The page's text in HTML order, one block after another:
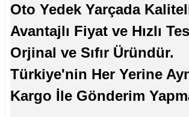
Oto Yedek Yarçada
Avantajlı Fiyat ve Hızlı
Orjinal ve Sıfır Üründür.
Türkiye'nin Her Yerine
Kargo İle Gönderim